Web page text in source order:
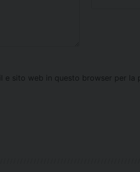
e sito web in questo browser per la